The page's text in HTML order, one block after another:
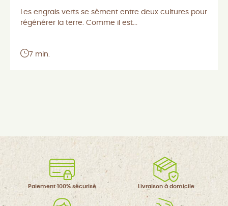
Les engrais verts se sèment entre deux cultures pour
régénérer la terre. Comme il est...
7 min.
Paiement 100% sécurisé Livraison à domicile